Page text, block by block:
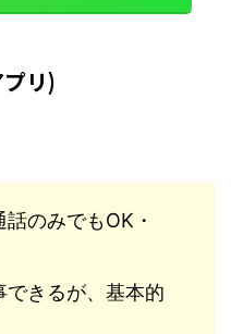
リ)
のみでもOK・
できるが、基本的